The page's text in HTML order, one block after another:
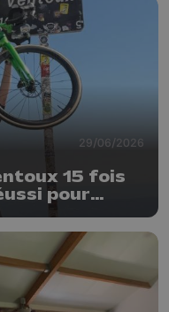
29/06/2026
15 fois
pour